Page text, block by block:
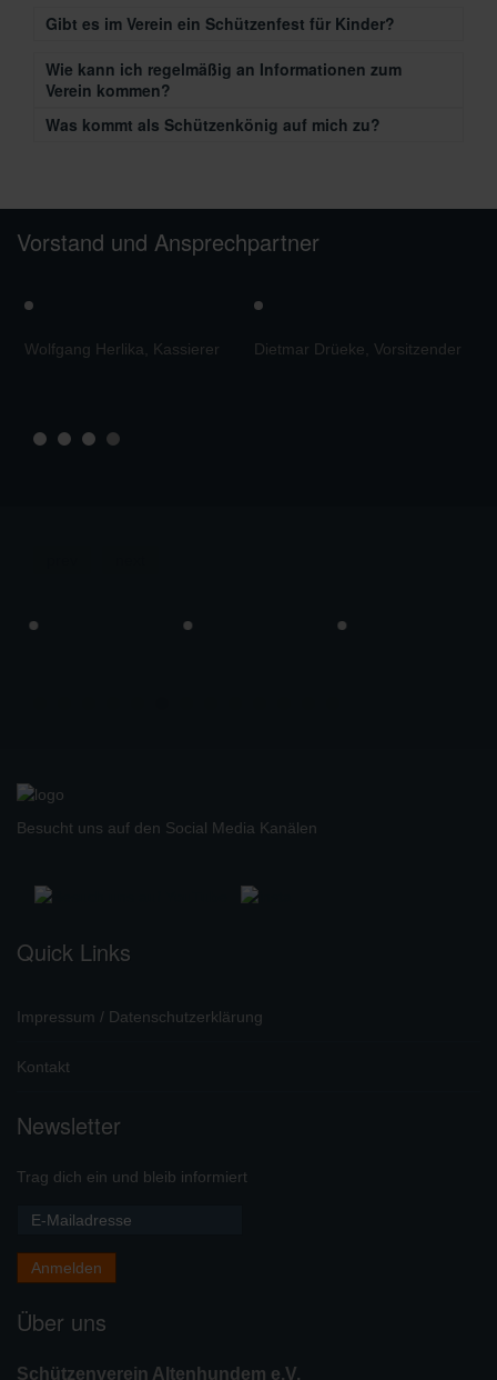
Gibt es im Verein ein Schützenfest für Kinder?
Wie kann ich regelmäßig an Informationen zum
Verein kommen?
Was kommt als Schützenkönig auf mich zu?
Vorstand und Ansprechpartner
Wolfgang Herlika, Kassierer Dietmar Drüeke, Vorsitzender
Besucht uns auf den Social Media Kanälen
Quick Links
Impressum / Datenschutzerklärung
Kontakt
Newsletter
Trag dich ein und bleib informiert
Über uns
Schützenverein Altenhundem e.V.